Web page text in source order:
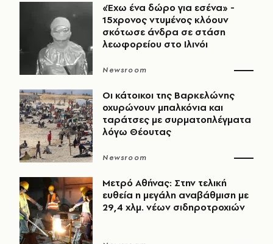
«Έχω ένα δώρο για εσένα» -
15χρονος ντυμένος κλόουν
σκότωσε άνδρα σε στάση
λεωφορείου στο Ιλινόι
Newsroom
Οι κάτοικοι της Βαρκελώνης
οχυρώνουν μπαλκόνια και
ταράτσες με συρματοπλέγματα
λόγω Θέουτας
Newsroom
Μετρό Αθήνας: Στην τελική
ευθεία η μεγάλη αναβάθμιση με
29,4 χλμ. νέων σιδηροτροχιών